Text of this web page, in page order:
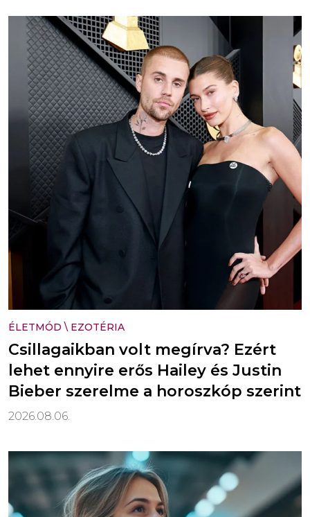
ÉLETMÓD \ EZOTÉRIA
Csillagaikban volt megírva? Ezért
lehet ennyire erős Hailey és Justin
Bieber szerelme a horoszkóp szerint
2026.08.06.